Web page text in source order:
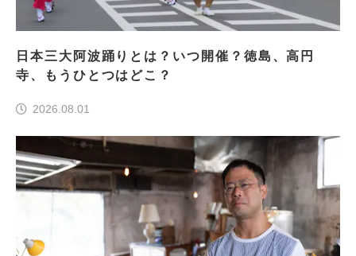
日本三大阿波踊りとは？いつ開催？徳島、高円
寺、もうひとつはどこ？
2026.08.01